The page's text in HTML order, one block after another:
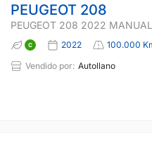
PEUGEOT 208
PEUGEOT 208 2022
2022 100.000
Vendido por: Autollano